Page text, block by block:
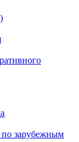
по зарубежным